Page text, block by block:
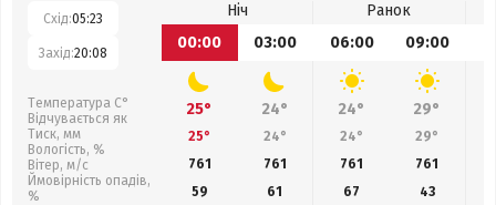
Схід:05:23
Захід:20:08
Температура С°
Відчувається як
Тиск, мм
Вологість, %
Вітер, м/с
Ймовірність опадів,
%
Ніч
Ранок
00:00
03:00 06:00 09:00
25° 24° 24° 29°
25° 24° 24° 29°
761
761 761 761
59
61 67 43